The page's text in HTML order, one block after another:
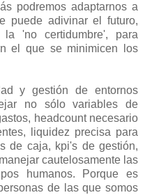
podremos adaptarnos a
puede adivinar el futuro,
'no certidumbre', para
el que se minimicen los
y gestión de entornos
no sólo variables de
headcount necesario
liquidez precisa para
de caja, kpi's de gestión,
cautelosamente las
humanos. Porque es
de las que somos